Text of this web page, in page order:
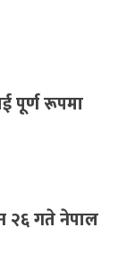
पूर्ण रूपमा
२६ गते नेपाल